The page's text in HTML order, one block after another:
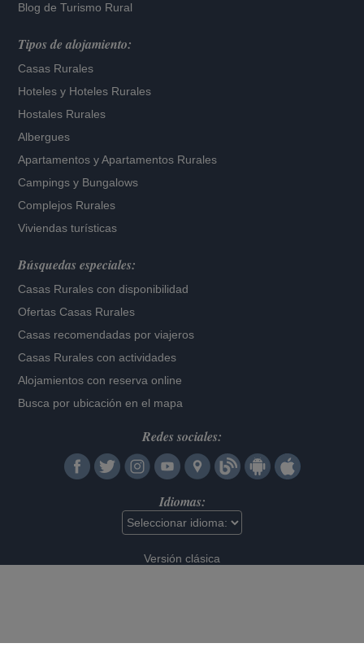
Blog de Turismo Rural
Tipos de alojamiento:
Casas Rurales
Hoteles y Hoteles Rurales
Hostales Rurales
Albergues
Apartamentos yApartamentos Rurales
Campings y Bungalows
Complejos Rurales
Viviendas turísticas
Búsquedas especiales:
Casas Rurales con disponibilidad
Ofertas Casas Rurales
Casas recomendadas por viajeros
Casas Rurales con actividades
Alojamientos con reserva online
Busca por ubicación en el mapa
Redes sociales:
Idiomas:
Versión clásica